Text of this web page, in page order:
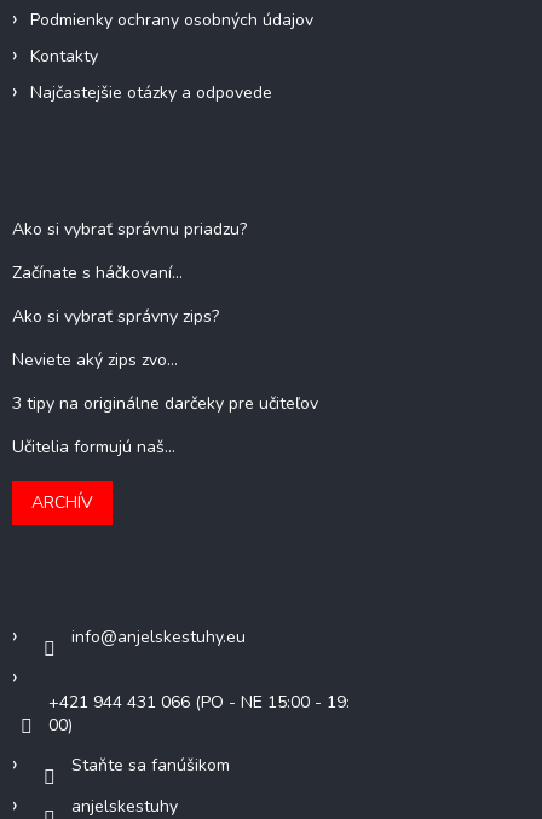
Podmienky ochrany osobných údajov
Kontakty
Najčastejšie otázky a odpovede
Ako si vybrať správnu priadzu?
Začínate s háčkovaní...
Ako si vybrať správny zips?
Neviete aký zips zvo...
3 tipy na originálne darčeky pre učiteľov
Učitelia formujú naš...
ARCHÍV
info@anjelskestuhy.eu
+421 944 431 066 (PO - NE 15:00 - 19:
00)
Staňte sa fanúšikom
anjelskestuhy